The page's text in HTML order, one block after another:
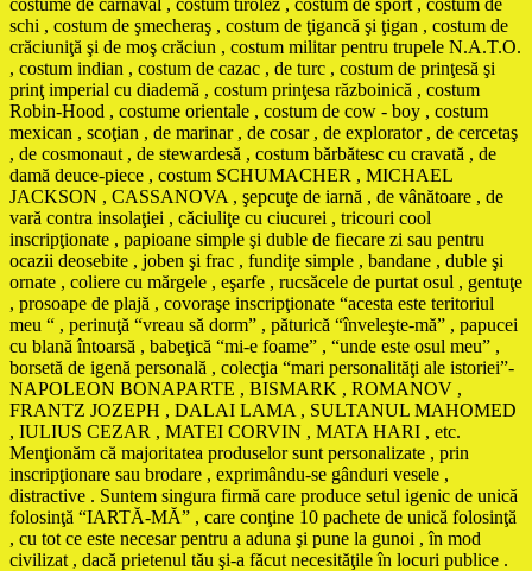
schi , costum de şmecheraş , costum de ţigancă şi ţigan , costum de
crăciuniţă şi de moş crăciun , costum militar pentru trupele N.A.T.O.
, costum indian , costum de cazac , de turc , costum de prinţesă şi
prinţ imperial cu diademă , costum prinţesa războinică , costum
Robin-Hood , costume orientale , costum de cow - boy , costum
mexican , scoţian , de marinar , de cosar , de explorator , de cercetaş
, de cosmonaut , de stewardesă , costum bărbătesc cu cravată , de
damă deuce-piece , costum SCHUMACHER , MICHAEL
JACKSON , CASSANOVA , şepcuţe de iarnă , de vânătoare , de
vară contra insolaţiei , căciuliţe cu ciucurei , tricouri cool
inscripţionate , papioane simple şi duble de fiecare zi sau pentru
ocazii deosebite , joben şi frac , fundiţe simple , bandane , duble şi
ornate , coliere cu mărgele , eşarfe , rucsăcele de purtat osul , gentuţe
, prosoape de plajă , covoraşe inscripţionate “acesta este teritoriul
meu “ , perinuţă “vreau să dorm” , păturică “înveleşte-mă” , papucei
cu blană întoarsă , babeţică “mi-e foame” , “unde este osul meu” ,
borsetă de igenă personală , colecţia “mari personalităţi ale istoriei”-
NAPOLEON BONAPARTE , BISMARK , ROMANOV ,
FRANTZ JOZEPH , DALAI LAMA , SULTANUL MAHOMED
, IULIUS CEZAR , MATEI CORVIN , MATA HARI , etc.
Menţionăm că majoritatea produselor sunt personalizate , prin
inscripţionare sau brodare , exprimându-se gânduri vesele ,
distractive . Suntem singura firmă care produce setul igenic de unică
folosinţă “IARTĂ-MĂ” , care conţine 10 pachete de unică folosinţă
, cu tot ce este necesar pentru a aduna şi pune la gunoi , în mod
civilizat , dacă prietenul tău şi-a făcut necesităţile în locuri publice .